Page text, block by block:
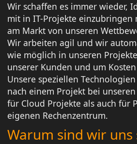
Wir schaffen es immer wieder,
mit in IT-Projekte einzubringen
am Markt von unseren
Wir arbeiten agil und wir
wie möglich in unseren
unserer Kunden und um
Unsere speziellen
nach einem Projekt bei
für Cloud Projekte als auch für
eigenen Rechenzentrum.
Warum sind wir uns